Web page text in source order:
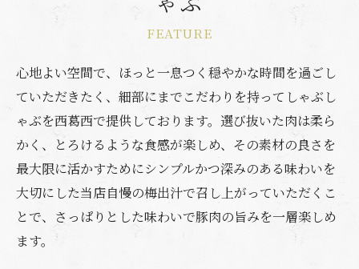
FEATURE
心地よい空間で、ほっと一息つく穏やかな時間を過ごし
ていただきたく、細部にまでこだわりを持ってしゃぶし
ゃぶを西葛西で提供しております。選び抜いた肉は柔ら
かく、とろけるような食感が楽しめ、その素材の良さを
最大限に活かすためにシンプルかつ深みのある味わいを
大切にした当店自慢の梅出汁で召し上がっていただくこ
とで、さっぱりとした味わいで豚肉の旨みを一層楽しめ
ます。